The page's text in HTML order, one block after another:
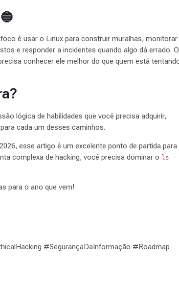
é usar o Linux para construir muralhas, monitorar
e responder a incidentes quando algo dá errado. O
conhecer ele melhor do que quem está
lógica de habilidades que você precisa adquirir,
cada um desses caminhos.
esse artigo é um excelente ponto de partida para
complexa de hacking, você precisa dominar o ls -
para o ano que vem!
#SegurançaDaInformação #Roadmap